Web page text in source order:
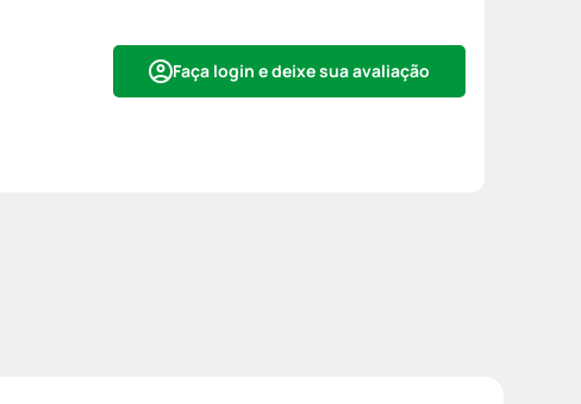
Faça login e deixe sua avaliação